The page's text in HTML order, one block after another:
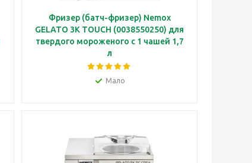
Фризер (батч-фризер) Nemox
GELATO 3K TOUCH (0038550250) для
твердого мороженого с 1 чашей 1,7
л
Мало